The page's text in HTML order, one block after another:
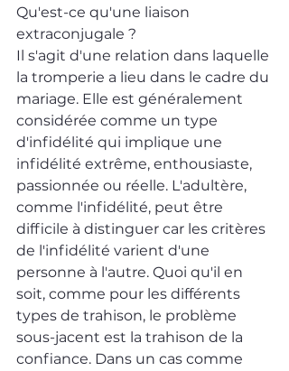
Qu'est-ce qu'une liaison
extraconjugale ?
Il s'agit d'une relation dans laquelle
la tromperie a lieu dans le cadre du
mariage. Elle est généralement
considérée comme un type
d'infidélité qui implique une
infidélité extrême, enthousiaste,
passionnée ou réelle. L'adultère,
comme l'infidélité, peut être
difficile à distinguer car les critères
de l'infidélité varient d'une
personne à l'autre. Quoi qu'il en
soit, comme pour les différents
types de trahison, le problème
sous-jacent est la trahison de la
confiance. Dans un cas comme